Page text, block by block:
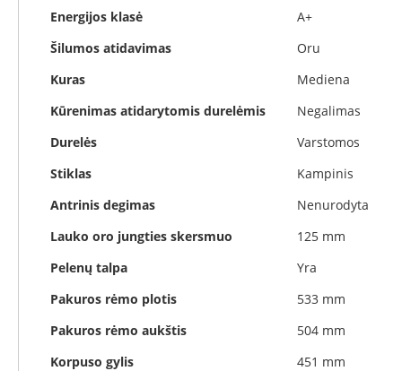
Krosnelės
Ketaus
Krosnelės
kontūru
Krosnelės
šilumokaičiu
Koklinės
Maisto
ruošimo
Pakabinamos
krosnelės
Specifikacija
Energijos klasė
A+
Šilumos atidavimas
Oru
Kuras
Mediena
Kūrenimas atidarytomis durelėmis
Negalimas
Durelės
Varstomos
Stiklas
Kampinis
Antrinis degimas
Nenurodyta
Lauko oro jungties skersmuo
125 mm
Pelenų talpa
Yra
Pakuros rėmo plotis
533 mm
Pakuros rėmo aukštis
504 mm
Korpuso gylis
451 mm